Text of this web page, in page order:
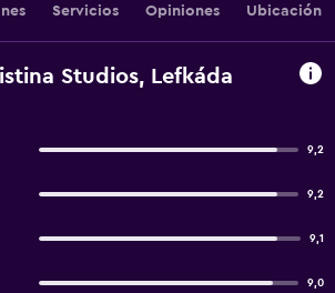
Servicios Opiniones Ubicación
Studios, Lefkáda
9,2
9,2
9,1
9,0